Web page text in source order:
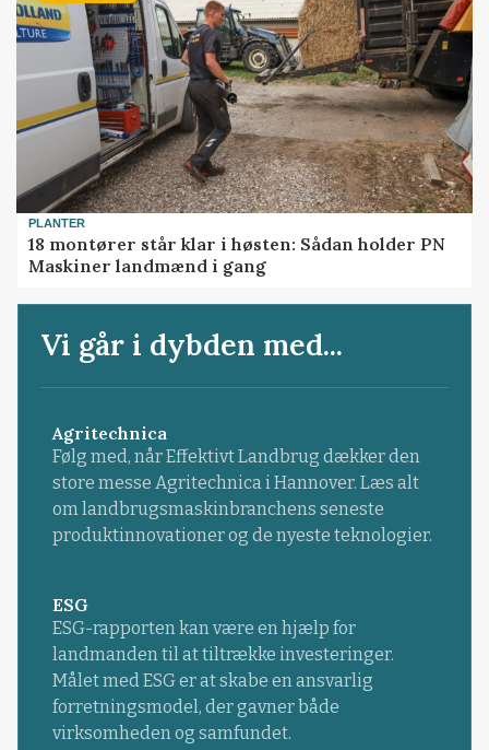
PLANTER
18 montører står klar i høsten: Sådan holder PN
Maskiner landmænd i gang
Vi går i dybden med...
Agritechnica
Følg med, når Effektivt Landbrug dækker den
store messe Agritechnica i Hannover. Læs alt
om landbrugsmaskinbranchens seneste
produktinnovationer og de nyeste teknologier.
ESG
ESG-rapporten kan være en hjælp for
landmanden til at tiltrække investeringer.
Målet med ESG er at skabe en ansvarlig
forretningsmodel, der gavner både
virksomheden og samfundet.